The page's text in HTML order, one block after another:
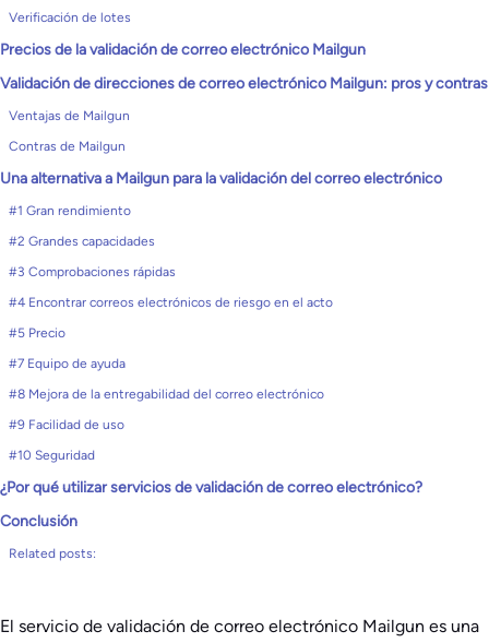
Verificación de lotes
Precios de la validación de correo electrónico Mailgun
Validación de direcciones de correo electrónico Mailgun: pros y contras
Ventajas de Mailgun
Contras de Mailgun
Una alternativa a Mailgun para la validación del correo electrónico
#1 Gran rendimiento
#2 Grandes capacidades
#3 Comprobaciones rápidas
#4 Encontrar correos electrónicos de riesgo en el acto
#5 Precio
#7 Equipo de ayuda
#8 Mejora de la entregabilidad del correo electrónico
#9 Facilidad de uso
#10 Seguridad
¿Por qué utilizar servicios de validación de correo electrónico?
Conclusión
Related posts:
El servicio de validación de correo electrónico Mailgun es una